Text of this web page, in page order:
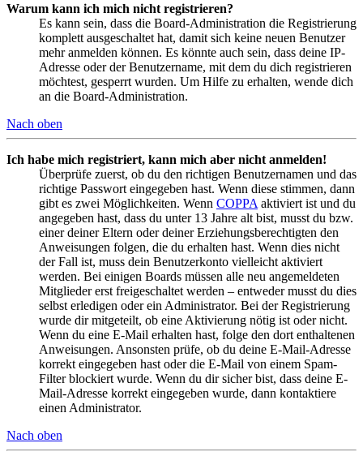
Warum kann ich mich nicht registrieren?
Es kann sein, dass die Board-Administration die Registrierung
komplett ausgeschaltet hat, damit sich keine neuen Benutzer
mehr anmelden können. Es könnte auch sein, dass deine IP-
Adresse oder der Benutzername, mit dem du dich registrieren
möchtest, gesperrt wurden. Um Hilfe zu erhalten, wende dich
an die Board-Administration.
Nach oben
Ich habe mich registriert, kann mich aber nicht anmelden!
Überprüfe zuerst, ob du den richtigen Benutzernamen und das
richtige Passwort eingegeben hast. Wenn diese stimmen, dann
gibt es zwei Möglichkeiten. Wenn COPPA aktiviert ist und du
angegeben hast, dass du unter 13 Jahre alt bist, musst du bzw.
einer deiner Eltern oder deiner Erziehungsberechtigten den
Anweisungen folgen, die du erhalten hast. Wenn dies nicht
der Fall ist, muss dein Benutzerkonto vielleicht aktiviert
werden. Bei einigen Boards müssen alle neu angemeldeten
Mitglieder erst freigeschaltet werden – entweder musst du dies
selbst erledigen oder ein Administrator. Bei der Registrierung
wurde dir mitgeteilt, ob eine Aktivierung nötig ist oder nicht.
Wenn du eine E-Mail erhalten hast, folge den dort enthaltenen
Anweisungen. Ansonsten prüfe, ob du deine E-Mail-Adresse
korrekt eingegeben hast oder die E-Mail von einem Spam-
Filter blockiert wurde. Wenn du dir sicher bist, dass deine E-
Mail-Adresse korrekt eingegeben wurde, dann kontaktiere
einen Administrator.
Nach oben